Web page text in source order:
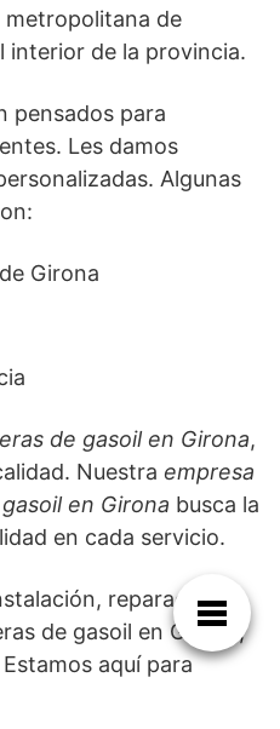
metropolitana de
interior de la provincia.
pensados para
Les damos
Algunas
Girona
de gasoil en Girona,
Nuestra empresa
en Girona busca la
en cada servicio.
reparación o
de gasoil en Girona,
aquí para